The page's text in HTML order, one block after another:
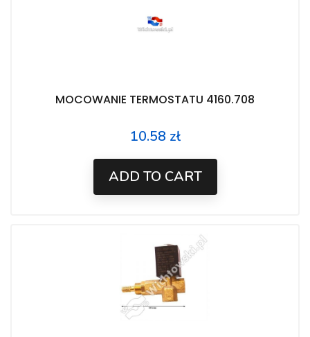
MOCOWANIE TERMOSTATU 4160.708
Price
10.58 zł
ADD TO CART